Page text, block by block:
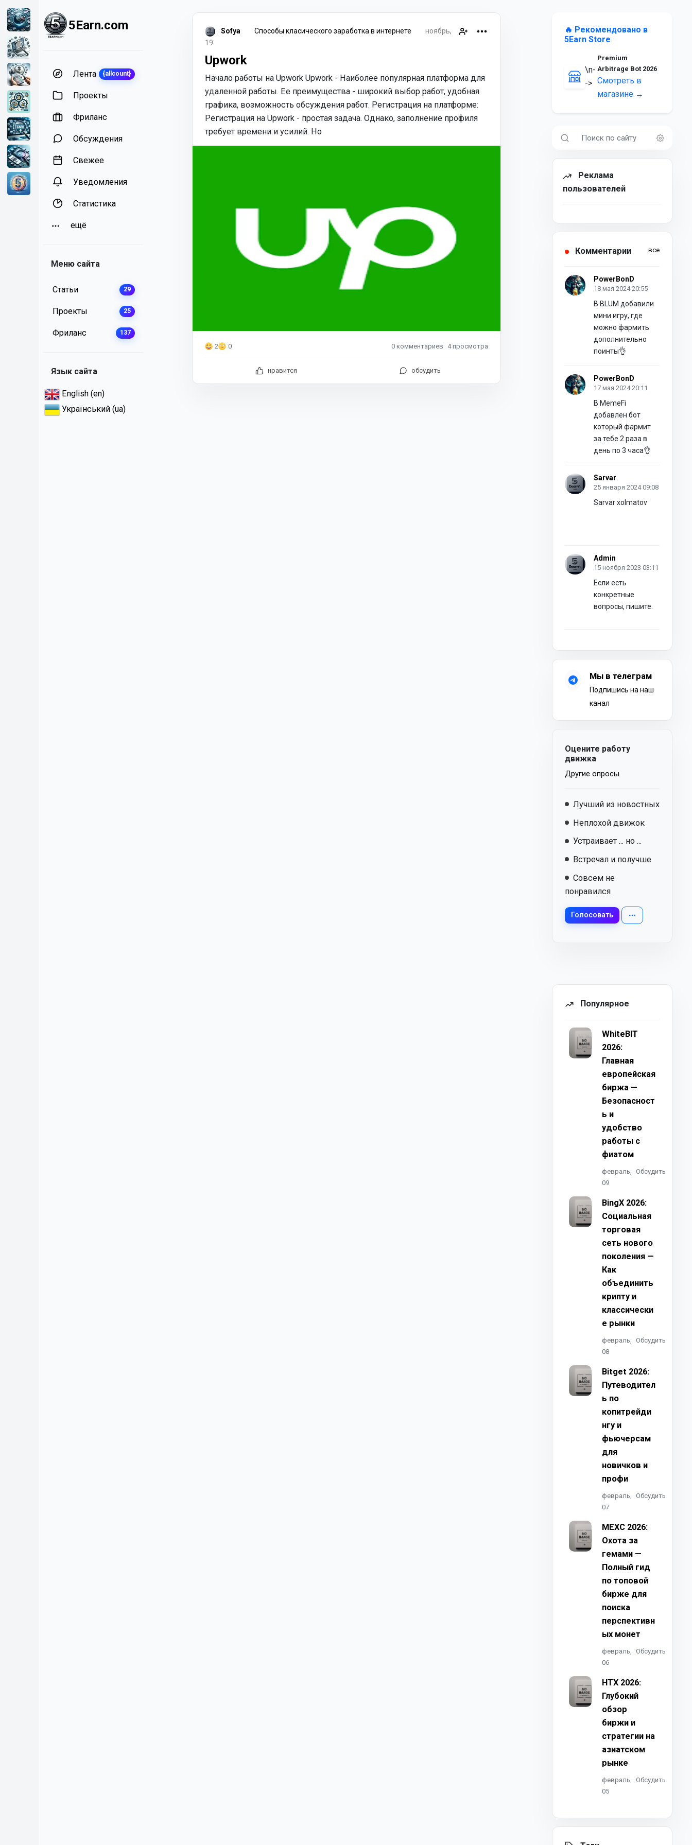
5Earn.com
Лента {allcount}
Проекты
Фриланс
Обсуждения
Свежее
Уведомления
Статистика
ещё
Меню сайта
Статьи 29
Проекты 25
Фриланс 137
Язык сайта
English (en)
Український (ua)
Sofya Способы класического заработка в интернете
ноябрь,
19
Upwork
Начало работы на Upwork Upwork - Наиболее популярная платформа для
удаленной работы. Ее преимущества - широкий выбор работ, удобная
графика, возможность обсуждения работ. Регистрация на платформе:
Регистрация на Upwork - простая задача. Однако, заполнение профиля
требует времени и усилий. Но
2 0 0 комментариев 4просмотра
нравится обсудить
🔥 Рекомендовано в
5Earn Store
\n-
->
Premium
Arbitrage Bot 2026
Смотреть в
магазине →
Реклама
пользователей
Комментарии все
PowerBonD
18 мая 2024 20:55
В BLUM добавили
мини игру, где
можно фармить
дополнительно
поинты👌
PowerBonD
17 мая 2024 20:11
В MemeFi
добавлен бот
который фармит
за тебе 2 раза в
день по 3 часа👌
Sarvar
25 января 2024 09:08
Sarvar xolmatov
Admin
15 ноября 2023 03:11
Если есть
конкретные
вопросы, пишите.
Мы в телеграм
Подпишись на наш
канал
Оцените работу
движка
Другие опросы
Лучший из новостных
Неплохой движок
Устраивает ... но ...
Встречал и получше
Совсем не
понравился
Голосовать
Популярное
WhiteBIT
2026:
Главная
европейская
биржа —
Безопасност
ь и
удобство
работы с
фиатом
февраль,
09
Обсудить
BingX 2026:
Социальная
торговая
сеть нового
поколения —
Как
объединить
крипту и
классически
е рынки
февраль,
08
Обсудить
Bitget 2026:
Путеводител
ь по
копитрейди
нгу и
фьючерсам
для
новичков и
профи
февраль,
07
Обсудить
MEXC 2026:
Охота за
гемами —
Полный гид
по топовой
бирже для
поиска
перспективн
ых монет
февраль,
06
Обсудить
HTX 2026:
Глубокий
обзор
биржи и
стратегии на
азиатском
рынке
февраль,
05
Обсудить